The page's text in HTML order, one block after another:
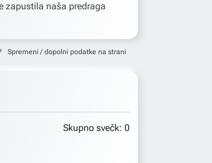
zapustila naša predraga
Spremeni / dopolni podatke na strani
Skupno svečk: 0